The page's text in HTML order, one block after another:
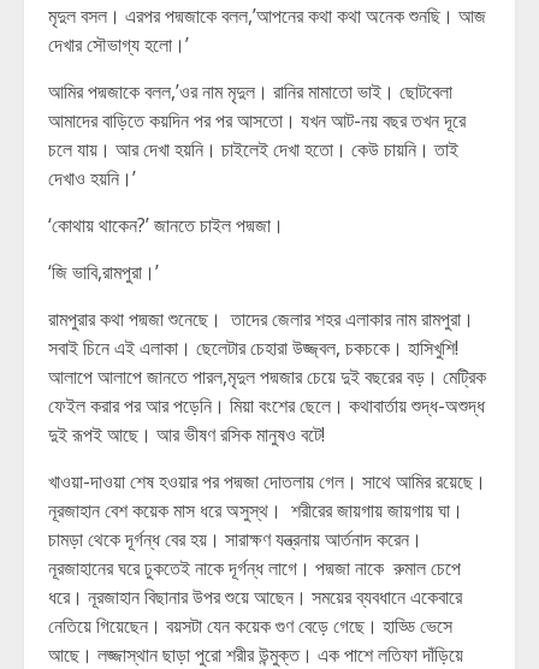
মৃদুল বসল। এরপর পদ্মজাকে বলল,’আপনের কথা কথা অনেক শুনছি। আজ
দেখার সৌভাগ্য হলো।’
আমির পদ্মজাকে বলল,’ওর নাম মৃদুল। রানির মামাতো ভাই। ছোটবেলা
আমাদের বাড়িতে কয়দিন পর পর আসতো। যখন আট-নয় বছর তখন দূরে
চলে যায়। আর দেখা হয়নি। চাইলেই দেখা হতো। কেউ চায়নি। তাই
দেখাও হয়নি।’
‘কোথায় থাকেন?’ জানতে চাইল পদ্মজা।
‘জি ভাবি,রামপুরা।’
রামপুরার কথা পদ্মজা শুনেছে। তাদের জেলার শহর এলাকার নাম রামপুরা।
সবাই চিনে এই এলাকা। ছেলেটার চেহারা উজ্জ্বল, চকচকে। হাসিখুশি!
আলাপে আলাপে জানতে পারল,মৃদুল পদ্মজার চেয়ে দুই বছরের বড়। মেট্রিক
ফেইল করার পর আর পড়েনি। মিয়া বংশের ছেলে। কথাবার্তায় শুদ্ধ-অশুদ্ধ
দুই রূপই আছে। আর ভীষণ রসিক মানুষও বটে!
খাওয়া-দাওয়া শেষ হওয়ার পর পদ্মজা দোতলায় গেল। সাথে আমির রয়েছে।
নূরজাহান বেশ কয়েক মাস ধরে অসুস্থ। শরীরের জায়গায় জায়গায় ঘা।
চামড়া থেকে দূর্গন্ধ বের হয়। সারাক্ষণ যন্ত্রনায় আর্তনাদ করেন।
নূরজাহানের ঘরে ঢুকতেই নাকে দূর্গন্ধ লাগে। পদ্মজা নাকে রুমাল চেপে
ধরে। নূরজাহান বিছানার উপর শুয়ে আছেন। সময়ের ব্যবধানে একেবারে
নেতিয়ে গিয়েছেন। বয়সটা যেন কয়েক গুণ বেড়ে গেছে। হাড্ডি ভেসে
আছে। লজ্জাস্থান ছাড়া পুরো শরীর উন্মুক্ত। এক পাশে লতিফা দাঁড়িয়ে